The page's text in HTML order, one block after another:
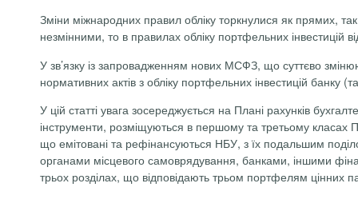
Зміни міжнародних правил обліку торкнулися як прямих,
незмінними, то в правилах обліку портфельних інвестицій
У зв’язку із запровадженням нових МСФЗ, що суттєво
нормативних актів з обліку портфельних інвестицій банку
У цій статті увага зосереджується на Плані рахунків
інструменти, розміщуються в першому та третьому класах
що емітовані та рефінансуються НБУ, з їх подальшим
органами місцевого самоврядування, банками, іншими
трьох розділах, що відповідають трьом портфелям цінних